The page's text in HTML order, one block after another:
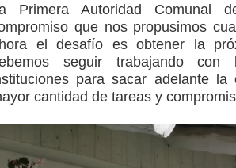
Primera Autoridad Comunal
que nos propusimos
el desafío es obtener la
seguir trabajando
para sacar adelante
cantidad de tareas y